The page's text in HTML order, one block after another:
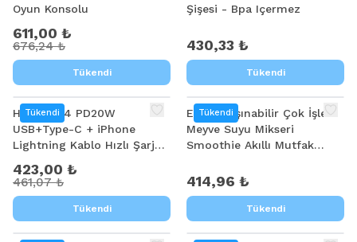
Oyun Konsolu
611,00 ₺
676,24 ₺
Tükendi
Şişesi - Bpa Içermez
430,33 ₺
Tükendi
Tükendi
HOCO N34 PD20W
USB+Type-C + iPhone
Lightning Kablo Hızlı Şarj
423,00 ₺
461,07 ₺
Tükendi
Tükendi
Ezere Taşınabilir Çok İşlevli
Meyve Suyu Mikseri
Smoothie Akıllı Mutfak
414,96 ₺
Tükendi